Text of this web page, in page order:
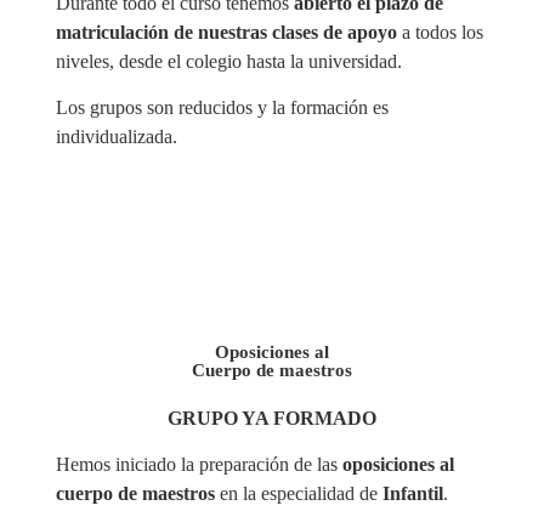
matriculación de nuestras clases de apoyo a todos los
niveles, desde el colegio hasta la universidad.
Los grupos son reducidos y la formación es
individualizada.
Oposiciones al
Cuerpo de maestros
GRUPO YA FORMADO
Hemos iniciado la preparación de las oposiciones al
cuerpo de maestros en la especialidad de Infantil.